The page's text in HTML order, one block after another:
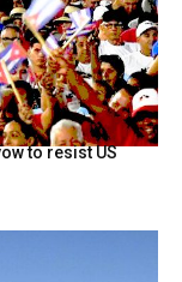
to resist US